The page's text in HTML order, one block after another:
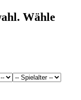
Wähle